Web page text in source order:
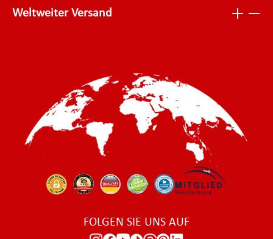
Weltweiter Versand
FOLGEN SIE UNS AUF